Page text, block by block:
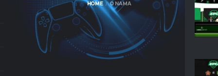
HOME O NAMA